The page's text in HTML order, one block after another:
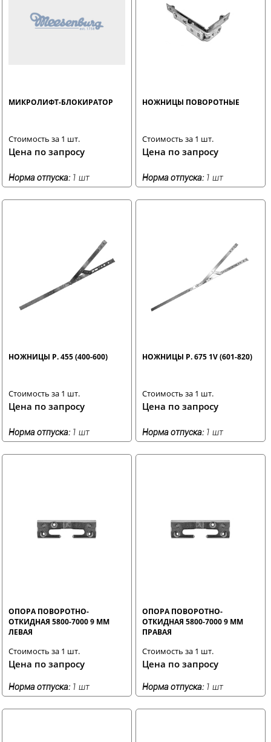
МИКРОЛИФТ-БЛОКИРАТОР
Стоимость за 1 шт.
Цена по запросу
Норма отпуска: 1 шт
НОЖНИЦЫ ПОВОРОТНЫЕ
Стоимость за 1 шт.
Цена по запросу
Норма отпуска: 1 шт
НОЖНИЦЫ Р. 455 (400-600)
Стоимость за 1 шт.
Цена по запросу
Норма отпуска: 1 шт
НОЖНИЦЫ Р. 675 1V (601-820)
Стоимость за 1 шт.
Цена по запросу
Норма отпуска: 1 шт
ОПОРА ПОВОРОТНО-
ОТКИДНАЯ 5800-7000 9 ММ
ЛЕВАЯ
Стоимость за 1 шт.
Цена по запросу
Норма отпуска: 1 шт
ОПОРА ПОВОРОТНО-
ОТКИДНАЯ 5800-7000 9 ММ
ПРАВАЯ
Стоимость за 1 шт.
Цена по запросу
Норма отпуска: 1 шт